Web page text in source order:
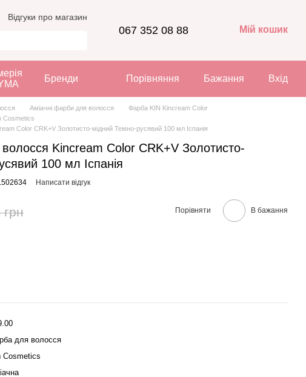
Відгуки про магазин
067 352 08 88 Мій кошик
Бренди Порівняння Бажання Вхід
Аміачні фарби для волосся
Фарба KIN Kincream Color
Cosmetics
Color CRK+V Золотисто-мідний Темно-русявий 100 мл Іспанія
Kincream Color CRK+V Золотисто-
100 мл Іспанія
Написати відгук
грн Порівняти В бажання
для волосся
Cosmetics